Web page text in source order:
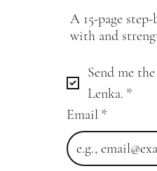
A 15-page
with and
Send me
Lenka. *
Email *